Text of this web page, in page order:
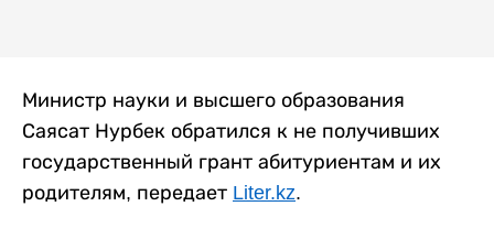
Министр науки и высшего образования
Саясат Нурбек обратился к не получивших
государственный грант абитуриентам и их
родителям, передает Liter.kz.